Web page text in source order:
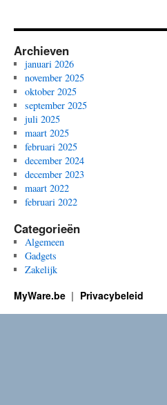
Archieven
januari 2026
november 2025
oktober 2025
september 2025
juli 2025
maart 2025
februari 2025
december 2024
december 2023
maart 2022
februari 2022
Categorieën
Algemeen
Gadgets
Zakelijk
MyWare.be Privacybeleid